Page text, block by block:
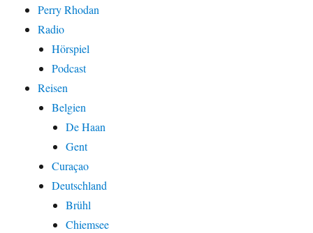
Perry Rhodan
Radio
Hörspiel
Podcast
Reisen
Belgien
De Haan
Gent
Curaçao
Deutschland
Brühl
Chiemsee